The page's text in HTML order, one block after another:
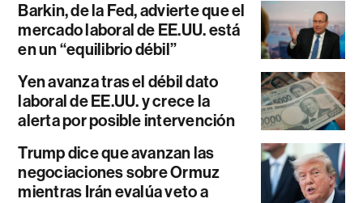
Barkin, de la Fed, advierte que el
mercado laboral de EE.UU. está
en un “equilibrio débil”
Yen avanza tras el débil dato
laboral de EE.UU. y crece la
alerta por posible intervención
Trump dice que avanzan las
negociaciones sobre Ormuz
mientras Irán evalúa veto a